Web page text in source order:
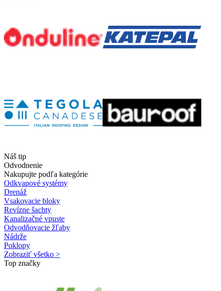
Náš tip
Odvodnenie
Nakupujte podľa kategórie
Odkvapové systémy
Drenáž
Vsakovacie bloky
Revízne šachty
Kanalizačné vpuste
Odvodňovacie žľaby
Nádrže
Poklopy
Zobraziť všetko >
Top značky